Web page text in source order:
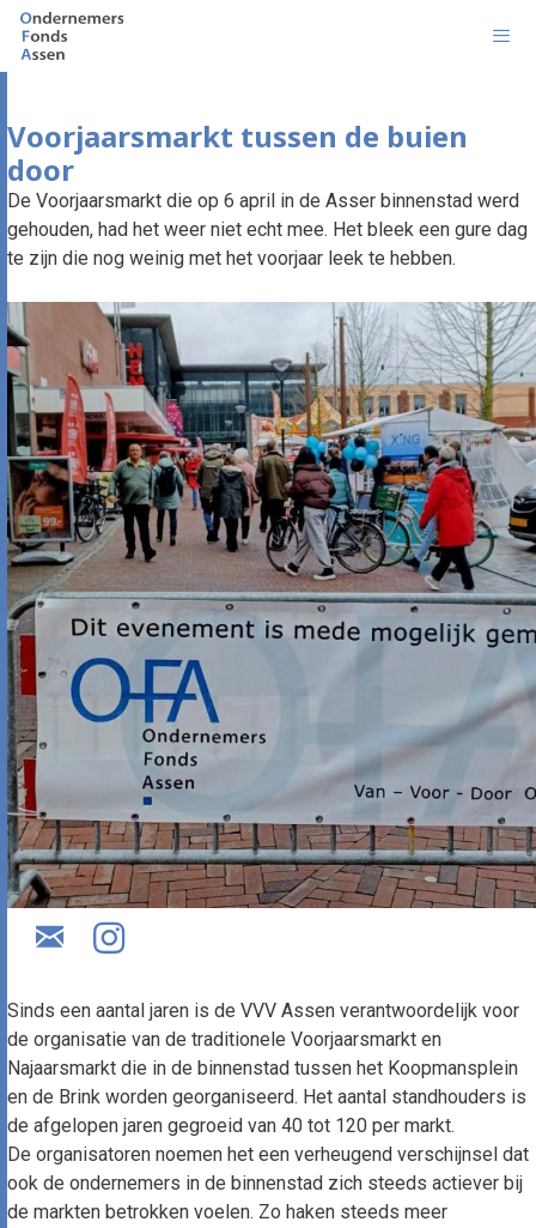
naar
de
Voorjaarsmarkt tussen de buien
door
De Voorjaarsmarkt die op 6 april in de Asser binnenstad werd
gehouden, had het weer niet echt mee. Het bleek een gure dag
te zijn die nog weinig met het voorjaar leek te hebben.
Sinds een aantal jaren is de VVV Assen verantwoordelijk voor
de organisatie van de traditionele Voorjaarsmarkt en
Najaarsmarkt die in de binnenstad tussen het Koopmansplein
en de Brink worden georganiseerd. Het aantal standhouders is
de afgelopen jaren gegroeid van 40 tot 120 per markt.
De organisatoren noemen het een verheugend verschijnsel dat
ook de ondernemers in de binnenstad zich steeds actiever bij
de markten betrokken voelen. Zo haken steeds meer